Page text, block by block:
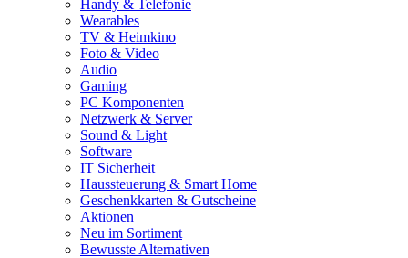
Handy & Telefonie
Wearables
TV & Heimkino
Foto & Video
Audio
Gaming
PC Komponenten
Netzwerk & Server
Sound & Light
Software
IT Sicherheit
Haussteuerung & Smart Home
Geschenkkarten & Gutscheine
Aktionen
Neu im Sortiment
Bewusste Alternativen